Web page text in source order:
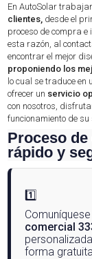
En AutoSolar
clientes, desde el
proceso de compra
esta razón, al
encontrar el mejor
proponiendo los
lo cual se traduce
ofrecer un servicio
con nosotros,
funcionamiento de su
Proceso
rápido y
1️⃣
comercial
forma